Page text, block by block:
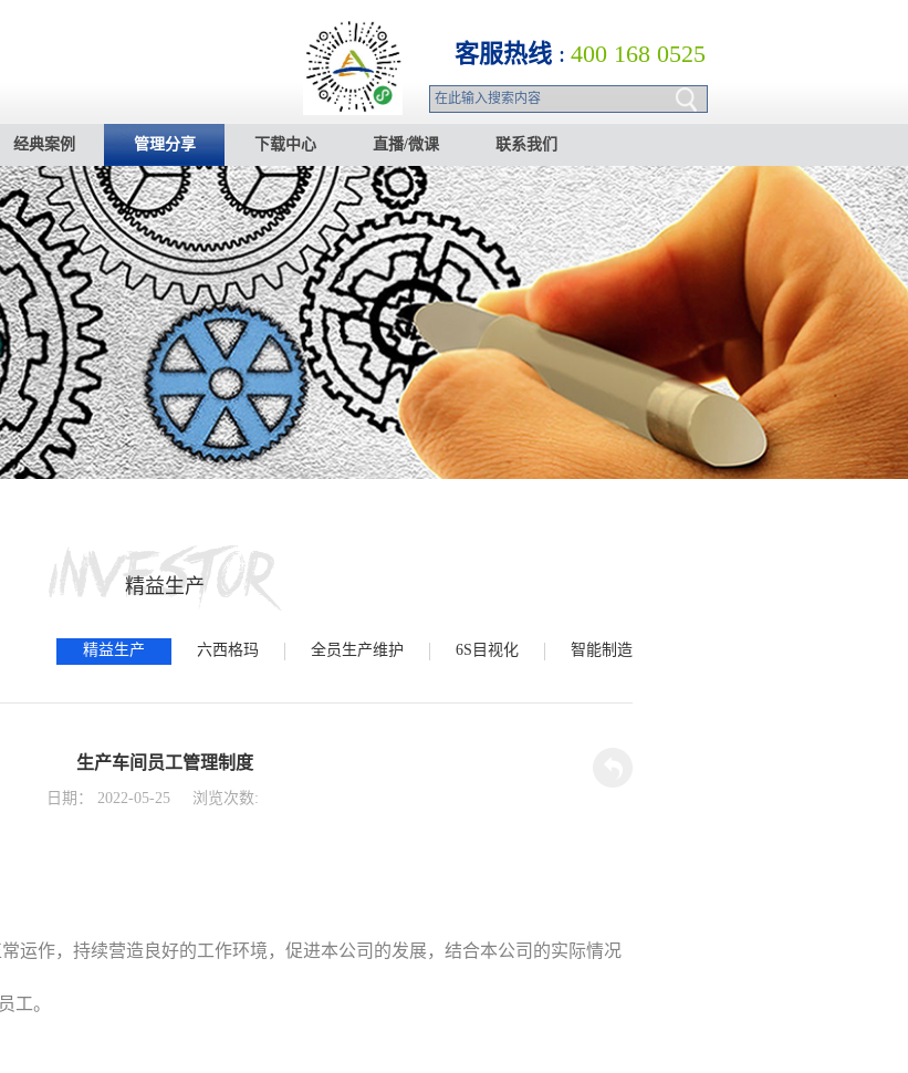
客服热线 : 400 168 0525
经典案例 管理分享 下载中心 直播/微课 联系我们
精益生产
精益生产 六西格玛 全员生产维护 6S目视化 智能制造
生产车间员工管理制度
日期： 2022-05-25 浏览次数:
运作，持续营造良好的工作环境，促进本公司的发展，结合本公司的实际情况
工。